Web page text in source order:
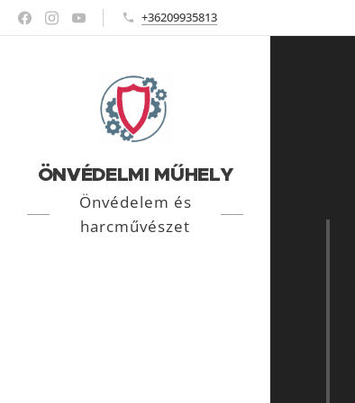
+36209935813
ÖNVÉDELMI MŰHELY
Önvédelem és
harcművészet